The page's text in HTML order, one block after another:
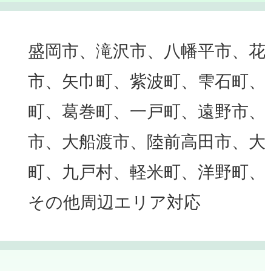
盛岡市、滝沢市、八幡平市、
市、矢巾町、紫波町、雫石町
町、葛巻町、一戸町、遠野市
市、大船渡市、陸前高田市、
町、九戸村、軽米町、洋野町
その他周辺エリア対応